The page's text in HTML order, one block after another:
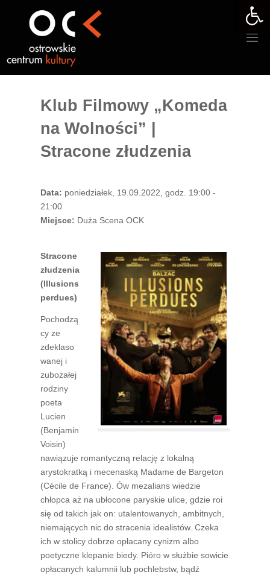
Klub Filmowy „Komeda
na Wolności” |
Stracone złudzenia
Data: poniedziałek, 19.09.2022, godz. 19:00 -
21:00
Miejsce: Duża Scena OCK
Stracone
złudzenia
(Illusions
perdues)
Pochodzą
cy ze
zdeklaso
wanej i
zubożałej
rodziny
poeta
Lucien
(Benjamin
Voisin)
nawiązuje romantyczną relację z lokalną
arystokratką i mecenaską Madame de Bargeton
(Cécile de France). Ów mezalians wiedzie
chłopca aż na ubłocone paryskie ulice, gdzie roi
się od takich jak on: utalentowanych, ambitnych,
niemających nic do stracenia idealistów. Czeka
ich w stolicy dobrze opłacany cynizm albo
poetyczne klepanie biedy. Pióro w służbie sowicie
opłacanych kalumnii lub pochlebstw, bądź